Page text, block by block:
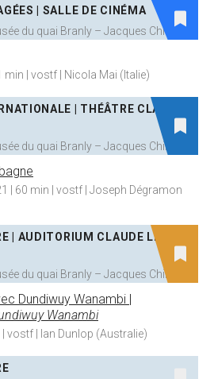
| SALLE DE CINÉMA
du quai Branly – Jacques Chirac
min | vostf | Nicola Mai (Italie)
| THÉÂTRE CLAUDE
du quai Branly – Jacques Chirac
| 60 min | vostf | Joseph Dégramon
| AUDITORIUM CLAUDE LÉVI-
du quai Branly – Jacques Chirac
Dundiwuy Wanambi |
Wanambi
vostf | Ian Dunlop (Australie)